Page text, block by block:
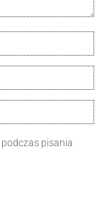
pisania